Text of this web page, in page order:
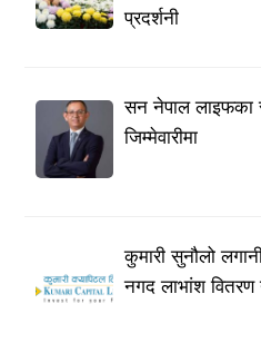
प्रदर्शनी
सन नेपाल लाइफका
जिम्मेवारीमा
कुमारी सुनौलो
नगद लाभांश वितरण